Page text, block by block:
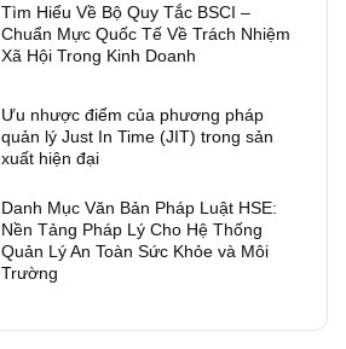
Tìm Hiểu Về Bộ Quy Tắc BSCI –
Chuẩn Mực Quốc Tế Về Trách Nhiệm
Xã Hội Trong Kinh Doanh
Ưu nhược điểm của phương pháp
quản lý Just In Time (JIT) trong sản
xuất hiện đại
Danh Mục Văn Bản Pháp Luật HSE:
Nền Tảng Pháp Lý Cho Hệ Thống
Quản Lý An Toàn Sức Khỏe và Môi
Trường